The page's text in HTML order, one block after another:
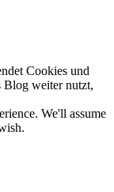
Cookies und
Blog weiter nutzt,
We'll assume